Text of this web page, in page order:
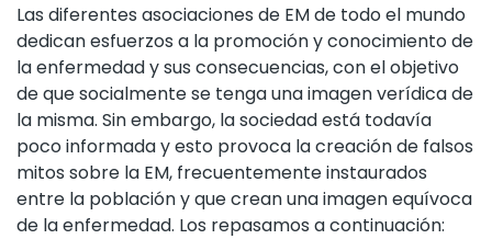
Las diferentes asociaciones de EM de todo el mundo
dedican esfuerzos a la promoción y conocimiento de
la enfermedad y sus consecuencias, con el objetivo
de que socialmente se tenga una imagen verídica de
la misma. Sin embargo, la sociedad está todavía
poco informada y esto provoca la creación de falsos
mitos sobre la EM, frecuentemente instaurados
entre la población y que crean una imagen equívoca
de la enfermedad. Los repasamos a continuación: